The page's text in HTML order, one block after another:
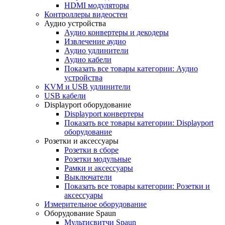
HDMI модуляторы
Контроллеры видеостен
Аудио устройства
Аудио конвертеры и декодеры
Извлечение аудио
Аудио удлинители
Аудио кабели
Показать все товары категории: Аудио
устройства
KVM и USB удлинители
USB кабели
Displayport оборудование
Displayport конвертеры
Показать все товары категории: Displayport
оборудование
Розетки и аксессуары
Розетки в сборе
Розетки модульные
Рамки и аксессуары
Выключатели
Показать все товары категории: Розетки и
аксессуары
Измерительное оборудование
Оборудование Spaun
Мультисвитчи Spaun